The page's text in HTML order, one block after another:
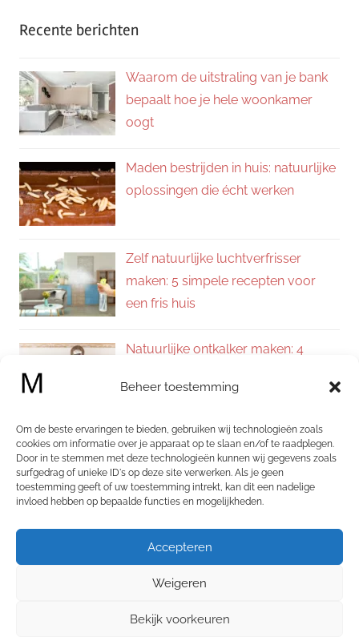
Beheer toestemming
Om de beste ervaringen te bieden, gebruiken wij technologieën zoals
cookies om informatie over je apparaat op te slaan en/of te raadplegen.
Door in te stemmen met deze technologieën kunnen wij gegevens zoals
surfgedrag of unieke ID's op deze site verwerken. Als je geen
toestemming geeft of uw toestemming intrekt, kan dit een nadelige
invloed hebben op bepaalde functies en mogelijkheden.
Accepteren
Weigeren
Bekijk voorkeuren
Recente berichten
Waarom de uitstraling van je bank
bepaalt hoe je hele woonkamer
oogt
Maden bestrijden in huis: natuurlijke
oplossingen die écht werken
Zelf natuurlijke luchtverfrisser
maken: 5 simpele recepten voor
een fris huis
Natuurlijke ontkalker maken: 4
kalkvrij huis
Zelf allesreiniger maken: 4
natuurlijke recepten voor een
schoon en fris huis